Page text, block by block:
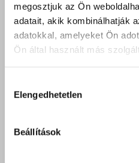
megosztjuk az Ön
adatait, akik kombinálhatják
adatokkal, amelyeket Ön
Ön által használt más
kiválasztása
Elengedhetetlen
Beállítások